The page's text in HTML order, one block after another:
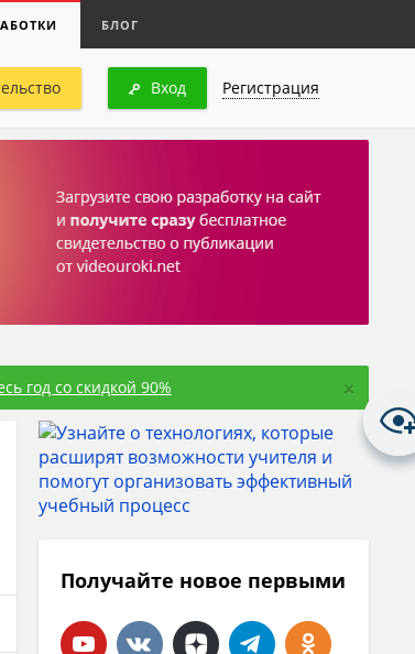
БЛОГ
Вход Регистрация
год со скидкой 90% ×
Получайте новое первыми